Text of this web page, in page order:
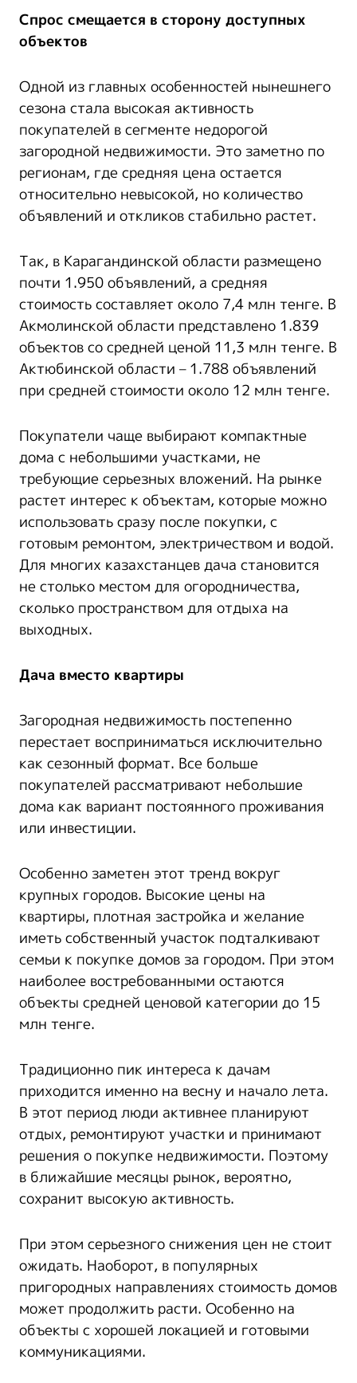
Спрос смещается в сторону доступных
объектов
Одной из главных особенностей нынешнего
сезона стала высокая активность
покупателей в сегменте недорогой
загородной недвижимости. Это заметно по
регионам, где средняя цена остается
относительно невысокой, но количество
объявлений и откликов стабильно растет.
Так, в Карагандинской области размещено
почти 1.950 объявлений, а средняя
стоимость составляет около 7,4 млн тенге. В
Акмолинской области представлено 1.839
объектов со средней ценой 11,3 млн тенге. В
Актюбинской области – 1.788 объявлений
при средней стоимости около 12 млн тенге.
Покупатели чаще выбирают компактные
дома с небольшими участками, не
требующие серьезных вложений. На рынке
растет интерес к объектам, которые можно
использовать сразу после покупки, с
готовым ремонтом, электричеством и водой.
Для многих казахстанцев дача становится
не столько местом для огородничества,
сколько пространством для отдыха на
выходных.
Дача вместо квартиры
Загородная недвижимость постепенно
перестает восприниматься исключительно
как сезонный формат. Все больше
покупателей рассматривают небольшие
дома как вариант постоянного проживания
или инвестиции.
Особенно заметен этот тренд вокруг
крупных городов. Высокие цены на
квартиры, плотная застройка и желание
иметь собственный участок подталкивают
семьи к покупке домов за городом. При этом
наиболее востребованными остаются
объекты средней ценовой категории до 15
млн тенге.
Традиционно пик интереса к дачам
приходится именно на весну и начало лета.
В этот период люди активнее планируют
отдых, ремонтируют участки и принимают
решения о покупке недвижимости. Поэтому
в ближайшие месяцы рынок, вероятно,
сохранит высокую активность.
При этом серьезного снижения цен не стоит
ожидать. Наоборот, в популярных
пригородных направлениях стоимость домов
может продолжить расти. Особенно на
объекты с хорошей локацией и готовыми
коммуникациями.